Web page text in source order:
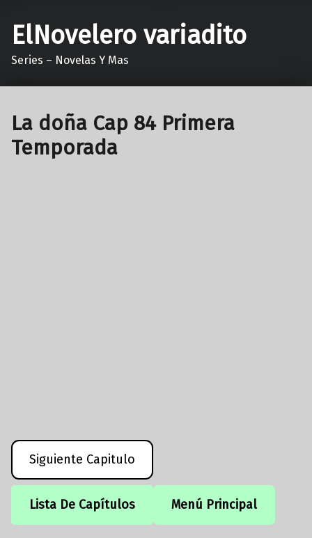
ElNovelero variadito
Series – Novelas Y Mas
La doña Cap 84 Primera
Temporada
Siguiente Capitulo
Lista De Capítulos Menú Principal